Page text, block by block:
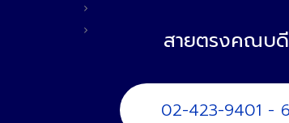
สายตรงคณบดี
02-423-9401 -